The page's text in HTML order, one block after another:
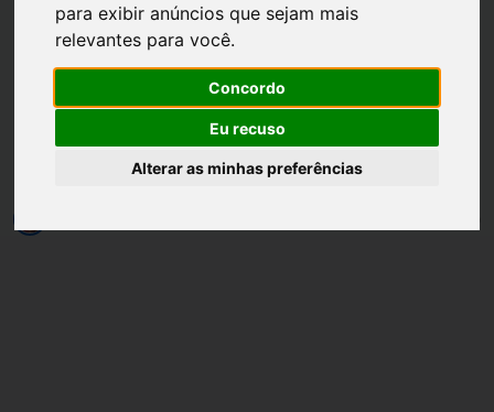
para exibir anúncios que sejam mais
relevantes para você.
Concordo
Eu recuso
Alterar as minhas preferências
Página inicial DIY
DIY - Faça Você Mesma:
Flor feita com Colheres de
Plástico